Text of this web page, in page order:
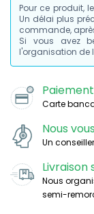
Pour ce produit,
Un délai plus
commande,
Si vous avez
l'organisation de
Carte
Nous
Un
Livraison
Nous
semi-